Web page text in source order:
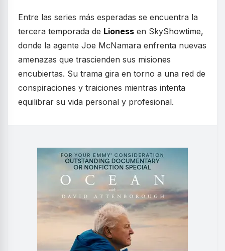
Entre las series más esperadas se encuentra la
tercera temporada de Lioness en SkyShowtime,
donde la agente Joe McNamara enfrenta nuevas
amenazas que trascienden sus misiones
encubiertas. Su trama gira en torno a una red de
conspiraciones y traiciones mientras intenta
equilibrar su vida personal y profesional.